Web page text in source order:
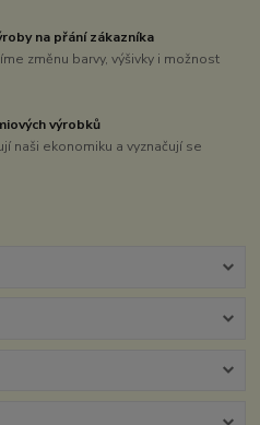
na přání zákazníka
změnu barvy, výšivky i možnost
výrobků
naši ekonomiku a vyznačují se